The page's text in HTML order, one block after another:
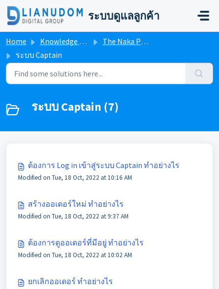
Skip to main content
ระบบดูแลลูกค้า
Home Knowledge base
The Naka Phuket FB System User Manual
ระบบ Captain
ระบบ Captain (7)
ต้องการ Log in เข้าสู่ระบบ Captain ทำอย่างไร
Modified on Tue, 18 Oct, 2022 at 10:16 AM
สร้างออเดอร์ใหม่ ทำอย่างไร
Modified on Tue, 18 Oct, 2022 at 9:37 AM
ต้องการดูออเดอร์ที่มีอยู่ ทำอย่างไร
Modified on Tue, 18 Oct, 2022 at 10:02 AM
ยกเลิกออเดอร์ ทำอย่างไร